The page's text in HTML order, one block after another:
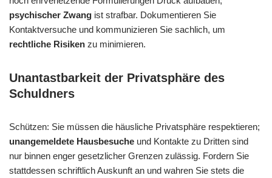
psychischer Zwang ist strafbar. Dokumentieren Sie
Kontaktversuche und kommunizieren Sie sachlich, um
rechtliche Risiken zu minimieren.
Unantastbarkeit der Privatsphäre des
Schuldners
Schützen: Sie müssen die häusliche Privatsphäre respektieren;
unangemeldete Hausbesuche und Kontakte zu Dritten sind
nur binnen enger gesetzlicher Grenzen zulässig. Fordern Sie
stattdessen schriftlich Auskunft an und wahren Sie stets die